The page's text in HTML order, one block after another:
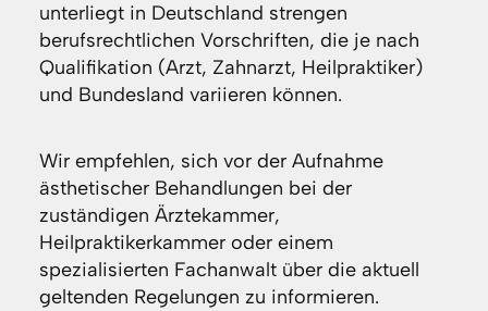
unterliegt in Deutschland strengen
berufsrechtlichen Vorschriften, die je nach
Qualifikation (Arzt, Zahnarzt, Heilpraktiker)
und Bundesland variieren können.
Wir empfehlen, sich vor der Aufnahme
ästhetischer Behandlungen bei der
zuständigen Ärztekammer,
Heilpraktikerkammer oder einem
spezialisierten Fachanwalt über die aktuell
geltenden Regelungen zu informieren.